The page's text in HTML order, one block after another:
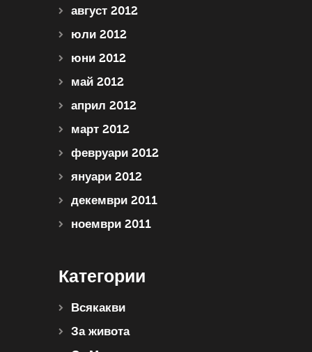
август 2012
юли 2012
юни 2012
май 2012
април 2012
март 2012
февруари 2012
януари 2012
декември 2011
ноември 2011
Категории
Всякакви
За живота